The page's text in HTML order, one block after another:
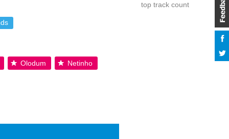
Olodum Netinho
top track count